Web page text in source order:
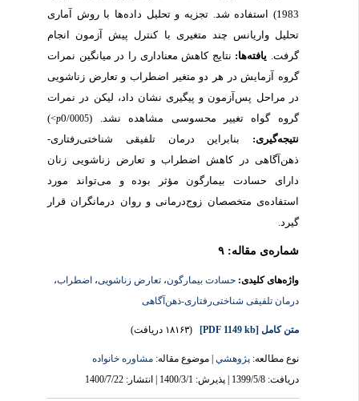
1983) استفاده شد. تجزیه و تحلیل داده‌ها با روش آماری
تحلیل واریانس چند متغیری با کنترل پیش آزمون انجام
گرفت.یافته‌ها:نتایج کاهش معناداری را در میانگین نمرات
گروه آزمایش در هر دو متغیر اضطراب و تعارض زناشویی
در مراحل پس‌آزمون و پیگیری نشان داد، لیکن در نمرات
گروه گواه تغییر محسوسی مشاهده نشد. (
0005
/0
p
<
)
نتیجه‌گیری:بنابراین درمان تلفیقی شناختی‌رفتاری-
ذهن‌آگاهی در کاهش اضطراب و تعارض زناشویی زنان
دارای حسادت بیمارگون مؤثر بوده و می‌تواند مورد
استفاده‌ی متخصصان زوج‌درمانی و روان درمانگران قرار
گیرد.
شماره‌ی مقاله: ۹
واژه‌های کلیدی:حسادت بیمارگون،تعارض زناشویی، اضطراب،
درمان تلفیقی شناختی‌رفتاری-ذهن‌آگاهی
متن کامل[PDF 1149 kb] (۱۸۱۶۳ دریافت)
نوع مطالعه:پژوهشي| موضوع مقاله:مشاوره خانواده
دریافت: 1399/5/8 | پذیرش: 1400/3/1 | انتشار: 1400/7/22